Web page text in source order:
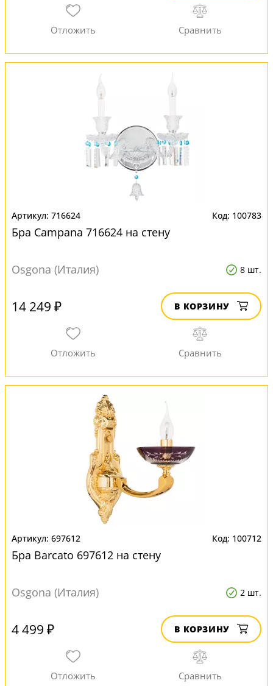
716624 100783
Бра Campana 716624 на стену
Osgona (Италия) 8 шт.
14 249 ₽ В КОРЗИНУ
697612 100712
Бра Barcato 697612 на стену
Osgona (Италия) 2 шт.
4 499 ₽ В КОРЗИНУ